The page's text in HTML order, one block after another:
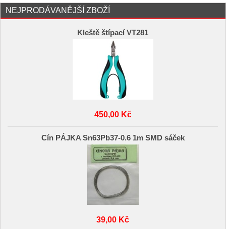
NEJPRODÁVANĚJŠÍ ZBOŽÍ
Kleště štípací VT281
450,00 Kč
Cín PÁJKA Sn63Pb37-0.6 1m SMD sáček
39,00 Kč